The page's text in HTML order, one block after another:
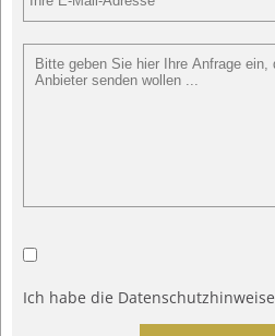
Ich habe die Datenschutzhinweise